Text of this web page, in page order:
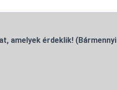
amelyek érdeklik! (Bármennyi